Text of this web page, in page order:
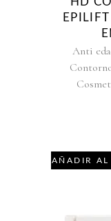
Anti
AÑADIR AL